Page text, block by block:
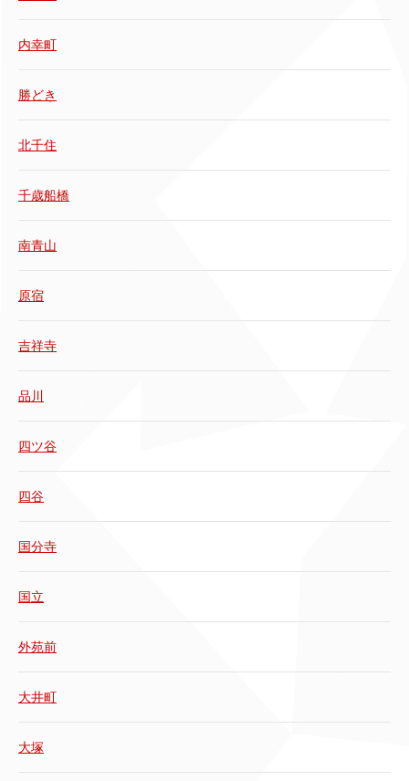
内幸町
勝どき
北千住
千歳船橋
南青山
原宿
吉祥寺
品川
四ツ谷
四谷
国分寺
国立
外苑前
大井町
大塚